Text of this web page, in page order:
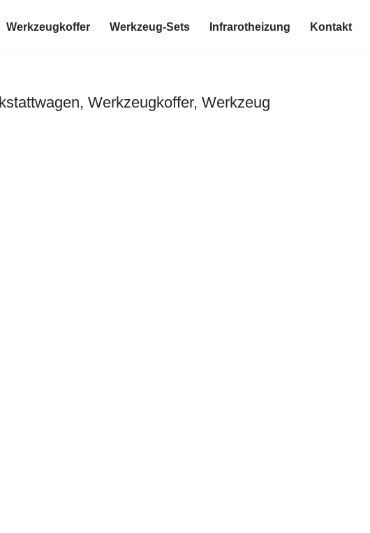
Werkzeugkoffer Werkzeug-Sets Infrarotheizung Kontakt
Werkzeugkoffer, Werkzeug